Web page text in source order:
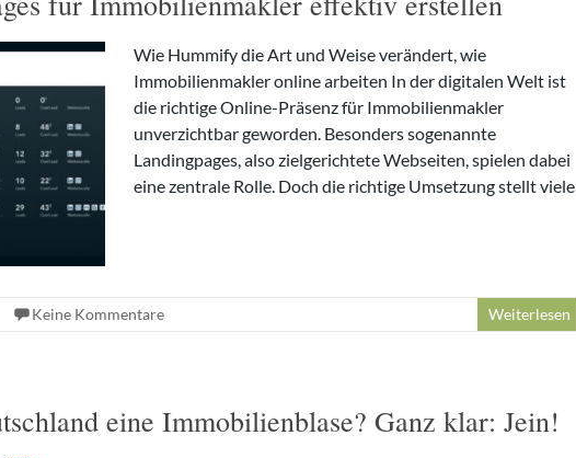
Wie Hummify die Art und Weise verändert, wie
Immobilienmakler online arbeiten In der digitalen Welt ist
die richtige Online-Präsenz für Immobilienmakler
unverzichtbar geworden. Besonders sogenannte
Landingpages, also zielgerichtete Webseiten, spielen dabei
eine zentrale Rolle. Doch die richtige Umsetzung stellt viele
Keine Kommentare Weiterlesen
eine Immobilienblase? Ganz klar: Jein!